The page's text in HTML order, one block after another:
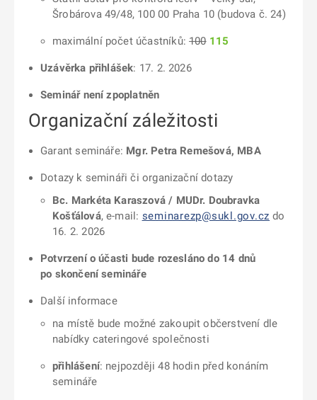
Šrobárova 49/48, 100 00 Praha 10 (budova č. 24)
maximální počet účastníků:100 115
Uzávěrka přihlášek: 17. 2. 2026
Seminář není zpoplatněn
Organizační záležitosti
Garant semináře: Mgr. Petra Remešová, MBA
Dotazy k semináři či organizační dotazy
Bc. Markéta Karaszová / MUDr. Doubravka
Košťálová, e-mail: seminarezp@sukl.gov.cz do
16. 2. 2026
Potvrzení o účasti bude rozesláno do 14 dnů
po skončení semináře
Další informace
na místě bude možné zakoupit občerstvení dle
nabídky cateringové společnosti
přihlášení: nejpozději 48 hodin před konáním
semináře